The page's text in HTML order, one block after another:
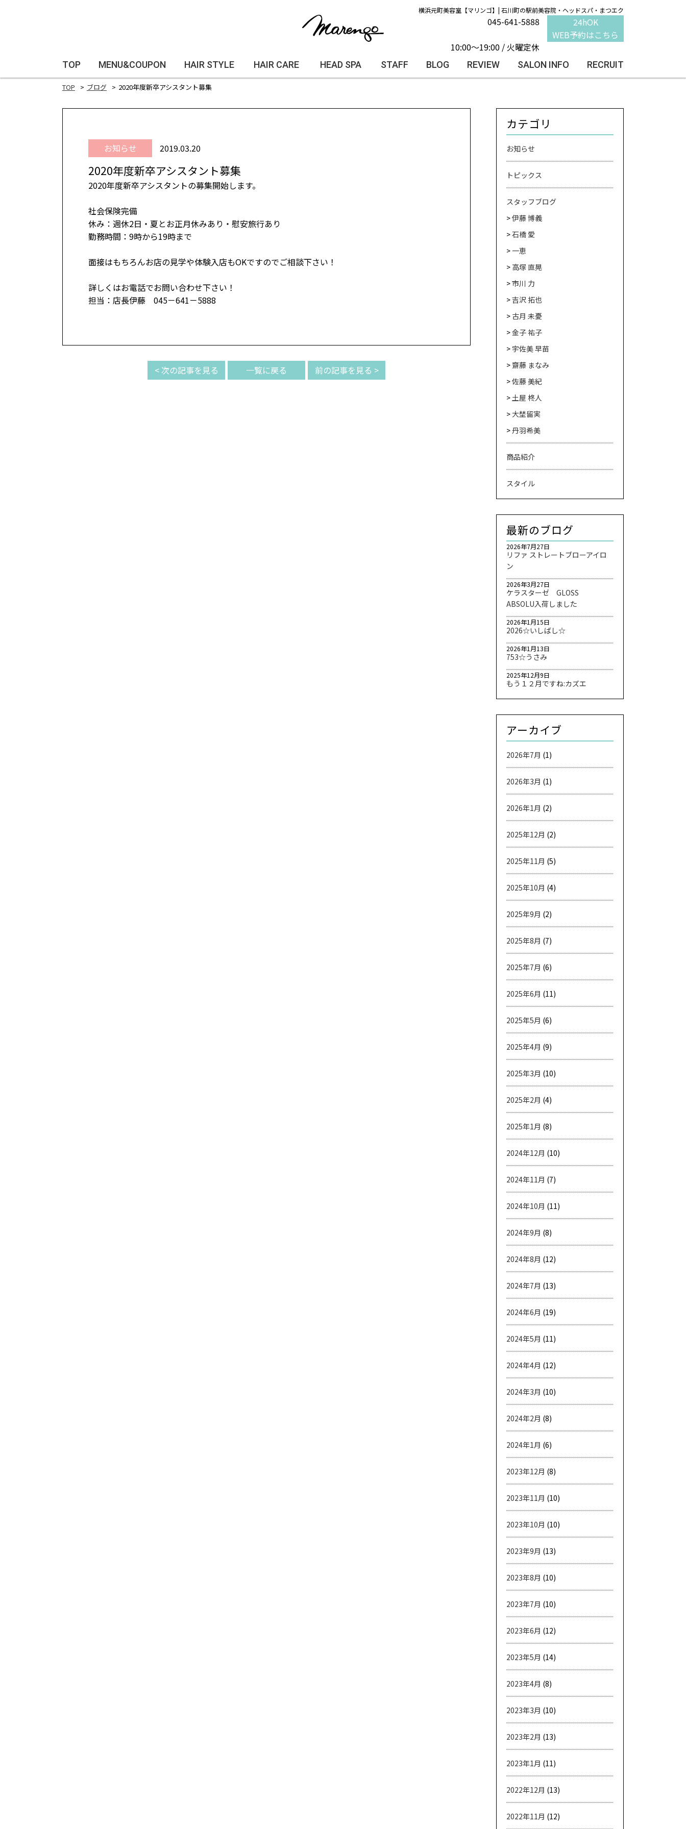
横浜元町美容室【マリンゴ】| 石川町の駅前美容院・ヘッドスパ・まつエク
045-641-5888
10:00～19:00 / 火曜定休
24hOK
WEB予約はこちら
TOP MENU&COUPON HAIR STYLE HAIR CARE HEAD SPA STAFF BLOG REVIEW SALON INFO RECRUIT
TOP ブログ 2020年度新卒アシスタント募集
お知らせ 2019.03.20
2020年度新卒アシスタント募集
2020年度新卒アシスタントの募集開始します。
社会保険完備
休み：週休2日・夏とお正月休みあり・慰安旅行あり
勤務時間：9時から19時まで
面接はもちろんお店の見学や体験入店もOKですのでご相談下さい！
詳しくはお電話でお問い合わせ下さい！
担当：店長伊藤 045－641－5888
< 次の記事を見る 一覧に戻る 前の記事を見る >
カテゴリ
お知らせ
トピックス
スタッフブログ
伊藤 博義
石橋 愛
一恵
高塚 直晃
市川 力
吉沢 拓也
古月 未憂
金子 祐子
宇佐美 早苗
齋藤 まなみ
佐藤 美紀
土屋 柊人
大埜留実
丹羽希美
商品紹介
スタイル
最新のブログ
リファ ストレートブローアイロ
ン
2026年7月27日
ケラスターゼ GLOSS
ABSOLU入荷しました
2026年3月27日
2026☆いしばし☆
2026年1月15日
753☆うさみ
2026年1月13日
もう１２月ですね:カズエ
2025年12月9日
アーカイブ
2026年7月 (1)
2026年3月 (1)
2026年1月 (2)
2025年12月 (2)
2025年11月 (5)
2025年10月 (4)
2025年9月 (2)
2025年8月 (7)
2025年7月 (6)
2025年6月 (11)
2025年5月 (6)
2025年4月 (9)
2025年3月 (10)
2025年2月 (4)
2025年1月 (8)
2024年12月 (10)
2024年11月 (7)
2024年10月 (11)
2024年9月 (8)
2024年8月 (12)
2024年7月 (13)
2024年6月 (19)
2024年5月 (11)
2024年4月 (12)
2024年3月 (10)
2024年2月 (8)
2024年1月 (6)
2023年12月 (8)
2023年11月 (10)
2023年10月 (10)
2023年9月 (13)
2023年8月 (10)
2023年7月 (10)
2023年6月 (12)
2023年5月 (14)
2023年4月 (8)
2023年3月 (10)
2023年2月 (13)
2023年1月 (11)
2022年12月 (13)
2022年11月 (12)